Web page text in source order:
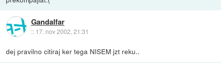
Gandalfar
:: 17. nov 2002, 21:31
dej pravilno citiraj ker tega NISEM jzt reku..